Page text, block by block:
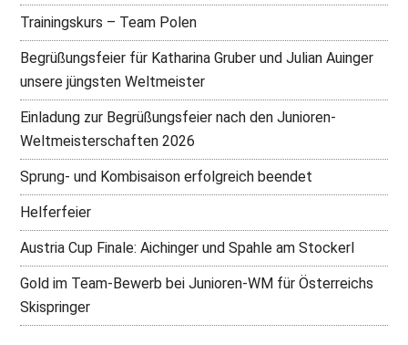
Trainingskurs – Team Polen
Begrüßungsfeier für Katharina Gruber und Julian Auinger
unsere jüngsten Weltmeister
Einladung zur Begrüßungsfeier nach den Junioren-
Weltmeisterschaften 2026
Sprung- und Kombisaison erfolgreich beendet
Helferfeier
Austria Cup Finale: Aichinger und Spahle am Stockerl
Gold im Team-Bewerb bei Junioren-WM für Österreichs
Skispringer